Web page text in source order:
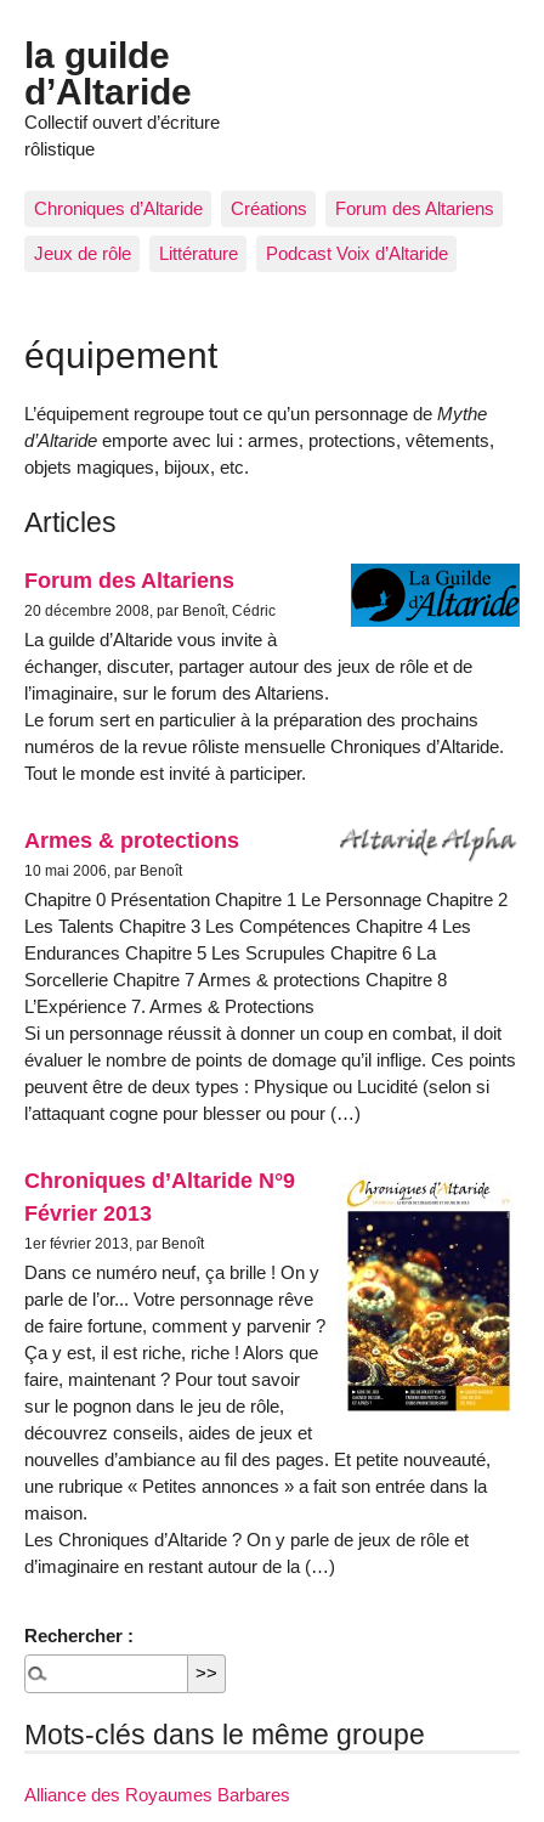
la guilde
d’Altaride
Collectif ouvert d’écriture
rôlistique
Chroniques d’Altaride Créations Forum des Altariens
Jeux de rôle Littérature Podcast Voix d’Altaride
équipement
L’équipement regroupe tout ce qu’un personnage de Mythe
d’Altaride emporte avec lui : armes, protections, vêtements,
objets magiques, bijoux, etc.
Articles
Forum des Altariens
20 décembre 2008, par Benoît, Cédric
La guilde d’Altaride vous invite à
échanger, discuter, partager autour des jeux de rôle et de
l’imaginaire, sur le forum des Altariens.
Le forum sert en particulier à la préparation des prochains
numéros de la revue rôliste mensuelle Chroniques d’Altaride.
Tout le monde est invité à participer.
Armes & protections
10 mai 2006, par Benoît
Chapitre 0 Présentation Chapitre 1 Le Personnage Chapitre 2
Les Talents Chapitre 3 Les Compétences Chapitre 4 Les
Endurances Chapitre 5 Les Scrupules Chapitre 6 La
Sorcellerie Chapitre 7 Armes & protections Chapitre 8
L’Expérience 7. Armes & Protections
Si un personnage réussit à donner un coup en combat, il doit
évaluer le nombre de points de domage qu’il inflige. Ces points
peuvent être de deux types : Physique ou Lucidité (selon si
l’attaquant cogne pour blesser ou pour (…)
Chroniques d’Altaride N°9
Février 2013
1er février 2013, par Benoît
Dans ce numéro neuf, ça brille ! On y
parle de l’or... Votre personnage rêve
de faire fortune, comment y parvenir ?
Ça y est, il est riche, riche ! Alors que
faire, maintenant ? Pour tout savoir
sur le pognon dans le jeu de rôle,
découvrez conseils, aides de jeux et
nouvelles d’ambiance au fil des pages. Et petite nouveauté,
une rubrique « Petites annonces » a fait son entrée dans la
maison.
Les Chroniques d’Altaride ? On y parle de jeux de rôle et
d’imaginaire en restant autour de la (…)
Rechercher :
Mots-clés dans le même groupe
Alliance des Royaumes Barbares